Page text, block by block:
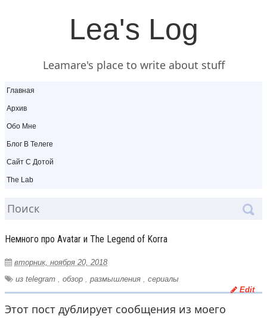
Lea's Log
Leamare's place to write about stuff
Главная
Архив
Обо Мне
Блог В Телеге
Сайт С Дотой
The Lab
Немного про Avatar и The Legend of Korra
вторник, ноября 20, 2018
из telegram , обзор , размышления , сериалы
Edit
Этот пост дублирует сообщения из моего